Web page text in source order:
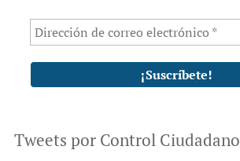
Tweets por Control Ciudadano